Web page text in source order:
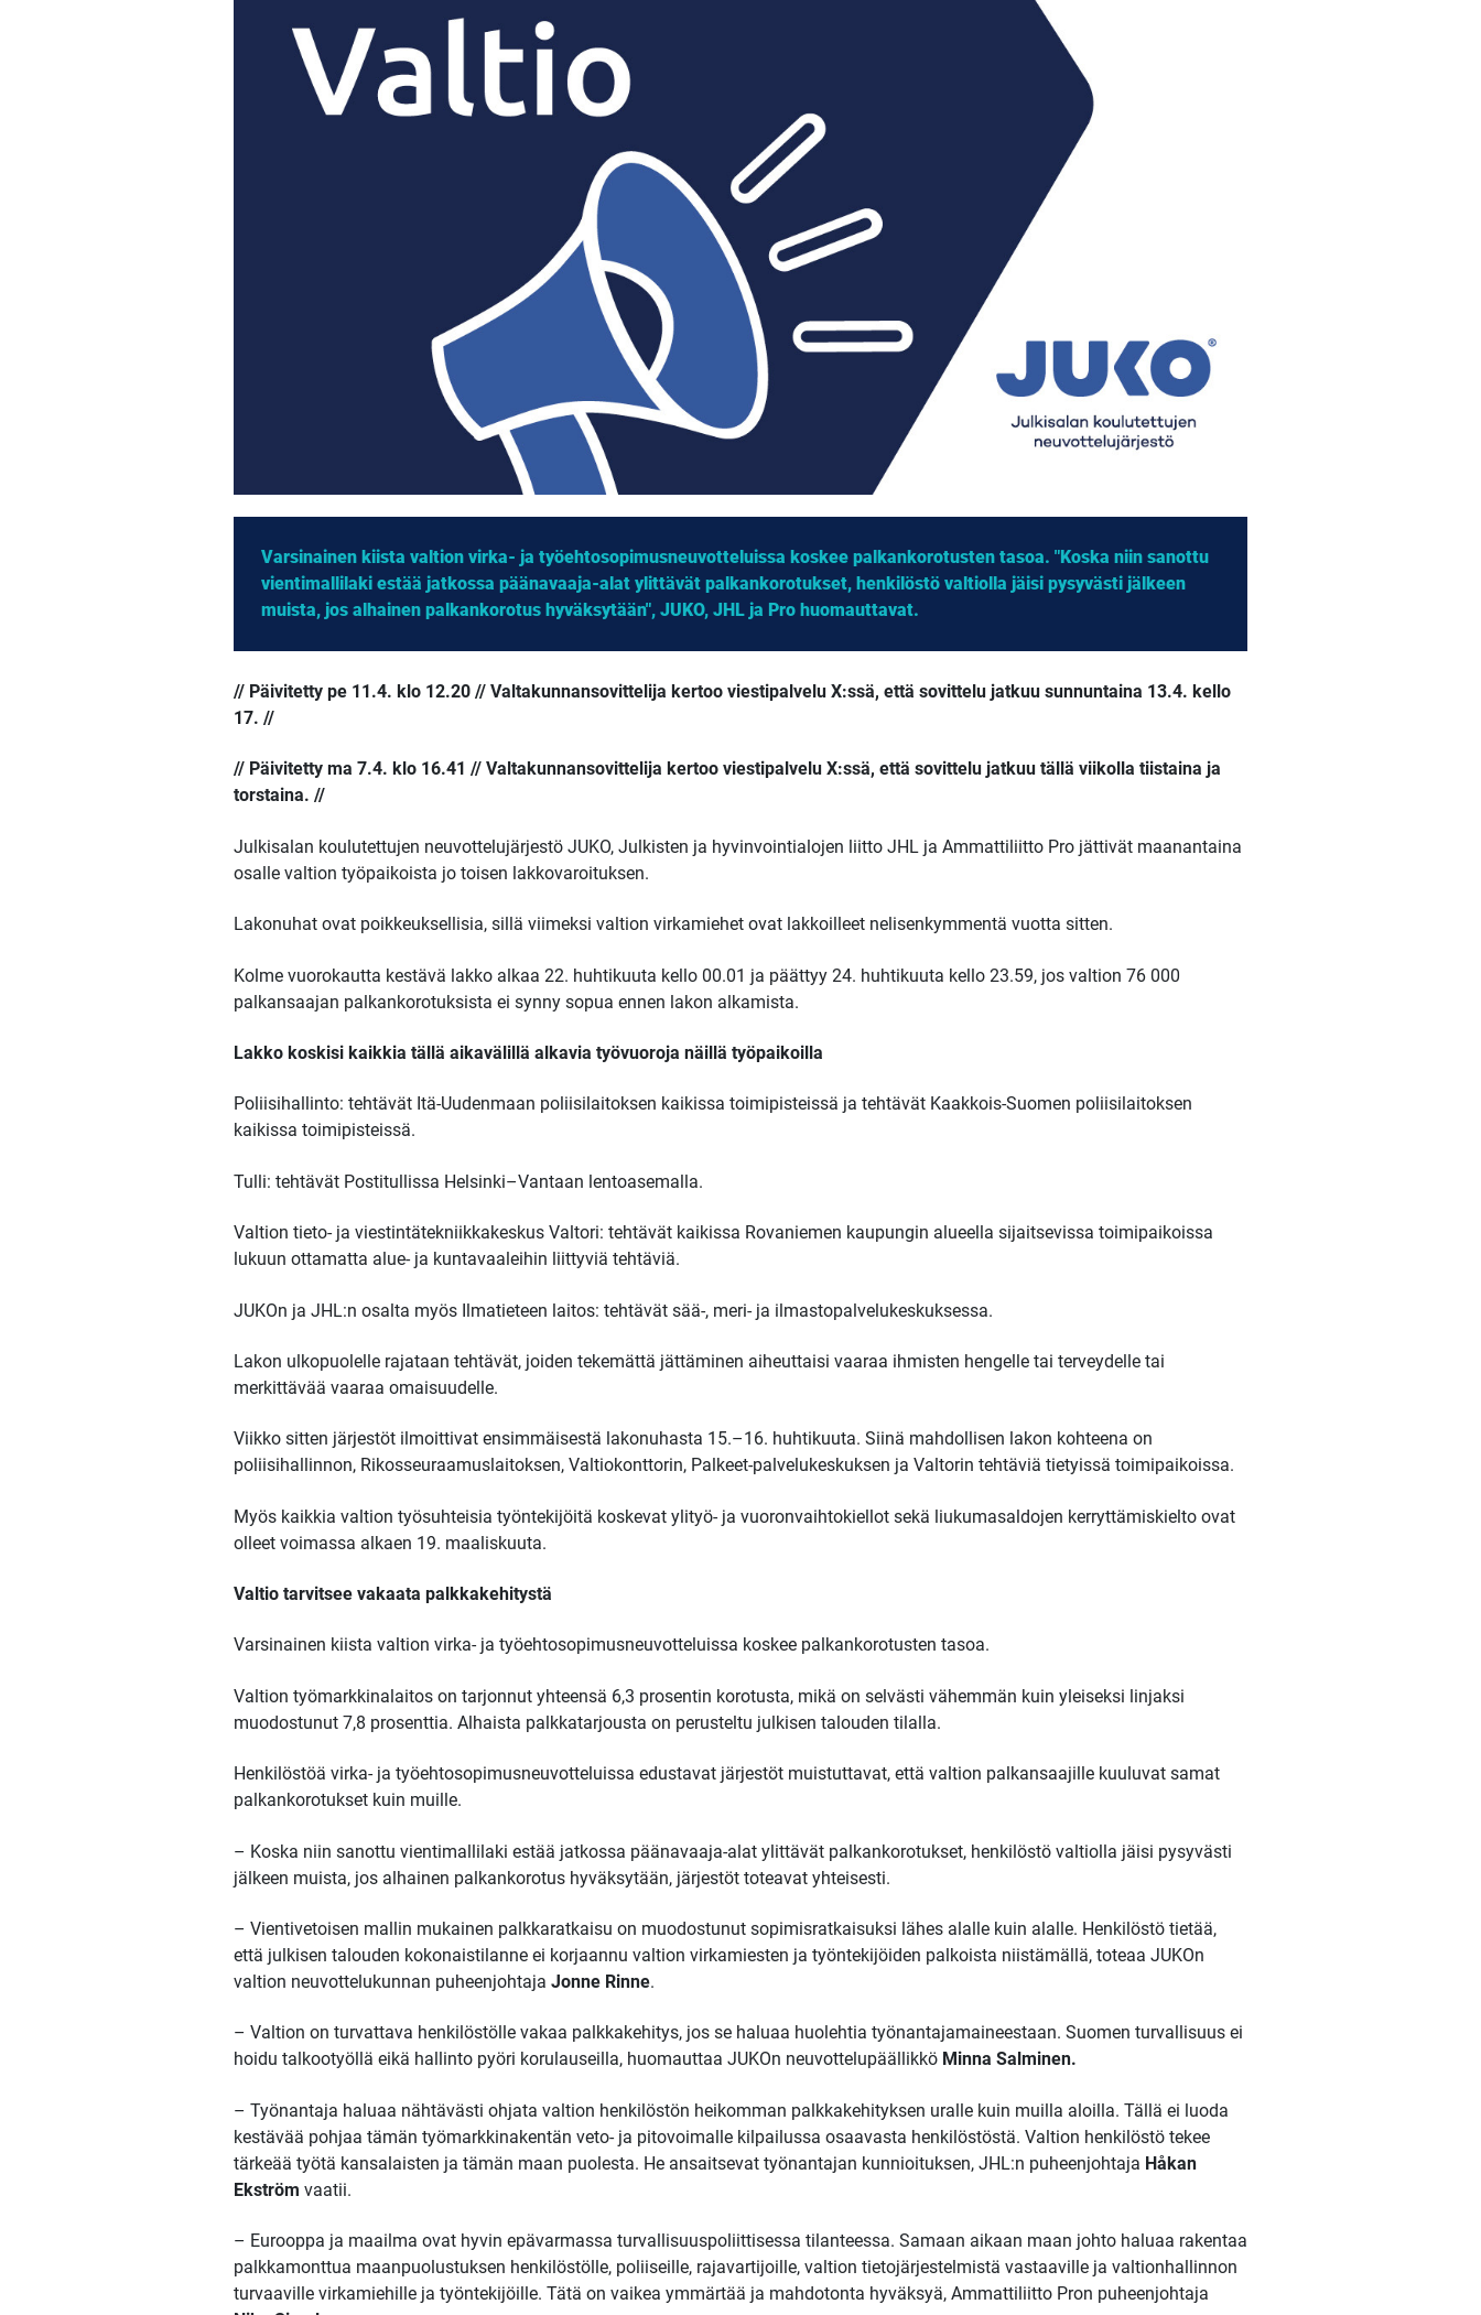
Varsinainen kiista valtion virka- ja työehtosopimusneuvotteluissa koskee palkankorotusten tasoa. "Koska niin sanottu
vientimallilaki estää jatkossa päänavaaja-alat ylittävät palkankorotukset, henkilöstö valtiolla jäisi pysyvästi jälkeen
muista, jos alhainen palkankorotus hyväksytään", JUKO, JHL ja Pro huomauttavat.
// Päivitetty pe 11.4. klo 12.20 // Valtakunnansovittelija kertoo viestipalvelu X:ssä, että sovittelu jatkuu sunnuntaina 13.4. kello
17. //
// Päivitetty ma 7.4. klo 16.41 // Valtakunnansovittelija kertoo viestipalvelu X:ssä, että sovittelu jatkuu tällä viikolla tiistaina ja
torstaina. //
Julkisalan koulutettujen neuvottelujärjestö JUKO, Julkisten ja hyvinvointialojen liitto JHL ja Ammattiliitto Pro jättivät maanantaina
osalle valtion työpaikoista jo toisen lakkovaroituksen.
Lakonuhat ovat poikkeuksellisia, sillä viimeksi valtion virkamiehet ovat lakkoilleet nelisenkymmentä vuotta sitten.
Kolme vuorokautta kestävä lakko alkaa 22. huhtikuuta kello 00.01 ja päättyy 24. huhtikuuta kello 23.59, jos valtion 76 000
palkansaajan palkankorotuksista ei synny sopua ennen lakon alkamista.
Lakko koskisi kaikkia tällä aikavälillä alkavia työvuoroja näillä työpaikoilla
Poliisihallinto: tehtävät Itä-Uudenmaan poliisilaitoksen kaikissa toimipisteissä ja tehtävät Kaakkois-Suomen poliisilaitoksen
kaikissa toimipisteissä.
Tulli: tehtävät Postitullissa Helsinki–Vantaan lentoasemalla.
Valtion tieto- ja viestintätekniikkakeskus Valtori: tehtävät kaikissa Rovaniemen kaupungin alueella sijaitsevissa toimipaikoissa
lukuun ottamatta alue- ja kuntavaaleihin liittyviä tehtäviä.
JUKOn ja JHL:n osalta myös Ilmatieteen laitos: tehtävät sää-, meri- ja ilmastopalvelukeskuksessa.
Lakon ulkopuolelle rajataan tehtävät, joiden tekemättä jättäminen aiheuttaisi vaaraa ihmisten hengelle tai terveydelle tai
merkittävää vaaraa omaisuudelle.
Viikko sitten järjestöt ilmoittivat ensimmäisestä lakonuhasta 15.–16. huhtikuuta. Siinä mahdollisen lakon kohteena on
poliisihallinnon, Rikosseuraamuslaitoksen, Valtiokonttorin, Palkeet-palvelukeskuksen ja Valtorin tehtäviä tietyissä toimipaikoissa.
Myös kaikkia valtion työsuhteisia työntekijöitä koskevat ylityö- ja vuoronvaihtokiellot sekä liukumasaldojen kerryttämiskielto ovat
olleet voimassa alkaen 19. maaliskuuta.
Valtio tarvitsee vakaata palkkakehitystä
Varsinainen kiista valtion virka- ja työehtosopimusneuvotteluissa koskee palkankorotusten tasoa.
Valtion työmarkkinalaitos on tarjonnut yhteensä 6,3 prosentin korotusta, mikä on selvästi vähemmän kuin yleiseksi linjaksi
muodostunut 7,8 prosenttia. Alhaista palkkatarjousta on perusteltu julkisen talouden tilalla.
Henkilöstöä virka- ja työehtosopimusneuvotteluissa edustavat järjestöt muistuttavat, että valtion palkansaajille kuuluvat samat
palkankorotukset kuin muille.
– Koska niin sanottu vientimallilaki estää jatkossa päänavaaja-alat ylittävät palkankorotukset, henkilöstö valtiolla jäisi pysyvästi
jälkeen muista, jos alhainen palkankorotus hyväksytään, järjestöt toteavat yhteisesti.
– Vientivetoisen mallin mukainen palkkaratkaisu on muodostunut sopimisratkaisuksi lähes alalle kuin alalle. Henkilöstö tietää,
että julkisen talouden kokonaistilanne ei korjaannu valtion virkamiesten ja työntekijöiden palkoista niistämällä, toteaa JUKOn
valtion neuvottelukunnan puheenjohtaja Jonne Rinne.
– Valtion on turvattava henkilöstölle vakaa palkkakehitys, jos se haluaa huolehtia työnantajamaineestaan. Suomen turvallisuus ei
hoidu talkootyöllä eikä hallinto pyöri korulauseilla, huomauttaa JUKOn neuvottelupäällikkö Minna Salminen.
– Työnantaja haluaa nähtävästi ohjata valtion henkilöstön heikomman palkkakehityksen uralle kuin muilla aloilla. Tällä ei luoda
kestävää pohjaa tämän työmarkkinakentän veto- ja pitovoimalle kilpailussa osaavasta henkilöstöstä. Valtion henkilöstö tekee
tärkeää työtä kansalaisten ja tämän maan puolesta. He ansaitsevat työnantajan kunnioituksen, JHL:n puheenjohtaja Håkan
Ekström vaatii.
– Eurooppa ja maailma ovat hyvin epävarmassa turvallisuuspoliittisessa tilanteessa. Samaan aikaan maan johto haluaa rakentaa
palkkamonttua maanpuolustuksen henkilöstölle, poliiseille, rajavartijoille, valtion tietojärjestelmistä vastaaville ja valtionhallinnon
turvaaville virkamiehille ja työntekijöille. Tätä on vaikea ymmärtää ja mahdotonta hyväksyä, Ammattiliitto Pron puheenjohtaja